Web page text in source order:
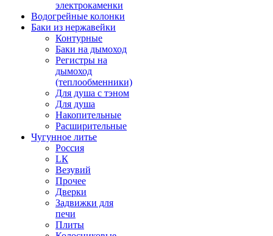
электрокаменки
Водогрейные колонки
Баки из нержавейки
Контурные
Баки на дымоход
Регистры на
дымоход
(теплообменники)
Для душа с тэном
Для душа
Накопительные
Расширительные
Чугунное литье
Россия
LК
Везувий
Прочее
Дверки
Задвижки для
печи
Плиты